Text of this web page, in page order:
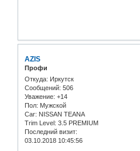
AZIS
Профи
Откуда: Иркутск
Сообщений: 506
Уважение: +14
Пол: Мужской
Car: NISSAN TEANA
Trim Level: 3.5 PREMIUM
Последний визит:
03.10.2018 10:45:56